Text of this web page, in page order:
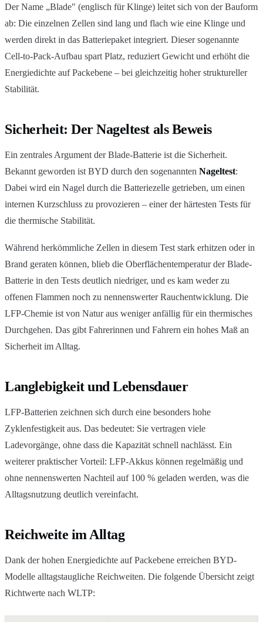
Der Name „Blade" (englisch für Klinge) leitet sich von der Bauform
ab: Die einzelnen Zellen sind lang und flach wie eine Klinge und
werden direkt in das Batteriepaket integriert. Dieser sogenannte
Cell-to-Pack-Aufbau spart Platz, reduziert Gewicht und erhöht die
Energiedichte auf Packebene – bei gleichzeitig hoher struktureller
Stabilität.
Sicherheit: Der Nageltest als Beweis
Ein zentrales Argument der Blade-Batterie ist die Sicherheit.
Bekannt geworden ist BYD durch den sogenannten Nageltest:
Dabei wird ein Nagel durch die Batteriezelle getrieben, um einen
internen Kurzschluss zu provozieren – einer der härtesten Tests für
die thermische Stabilität.
Während herkömmliche Zellen in diesem Test stark erhitzen oder in
Brand geraten können, blieb die Oberflächentemperatur der Blade-
Batterie in den Tests deutlich niedriger, und es kam weder zu
offenen Flammen noch zu nennenswerter Rauchentwicklung. Die
LFP-Chemie ist von Natur aus weniger anfällig für ein thermisches
Durchgehen. Das gibt Fahrerinnen und Fahrern ein hohes Maß an
Sicherheit im Alltag.
Langlebigkeit und Lebensdauer
LFP-Batterien zeichnen sich durch eine besonders hohe
Zyklenfestigkeit aus. Das bedeutet: Sie vertragen viele
Ladevorgänge, ohne dass die Kapazität schnell nachlässt. Ein
weiterer praktischer Vorteil: LFP-Akkus können regelmäßig und
ohne nennenswerten Nachteil auf 100 % geladen werden, was die
Alltagsnutzung deutlich vereinfacht.
Reichweite im Alltag
Dank der hohen Energiedichte auf Packebene erreichen BYD-
Modelle alltagstaugliche Reichweiten. Die folgende Übersicht zeigt
Richtwerte nach WLTP: